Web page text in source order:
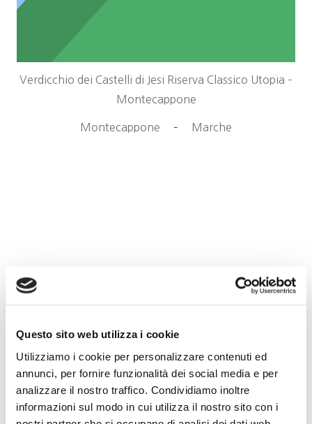
Questo sito web utilizza i cookie
Utilizziamo i cookie per personalizzare contenuti ed
annunci, per fornire funzionalità dei social media e per
analizzare il nostro traffico. Condividiamo inoltre
informazioni sul modo in cui utilizza il nostro sito con i
Verdicchio dei Castelli di Jesi Riserva Classico Utopia –
Montecappone
Montecappone – Marche